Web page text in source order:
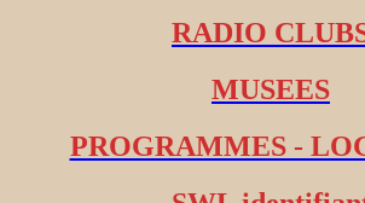
RADIO
MUSEES
PROGRAMMES -